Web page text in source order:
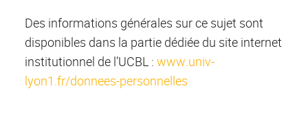
Des informations générales sur ce sujet sont
disponibles dans la partie dédiée du site internet
institutionnel de l’UCBL : www.univ-
lyon1.fr/donnees-personnelles